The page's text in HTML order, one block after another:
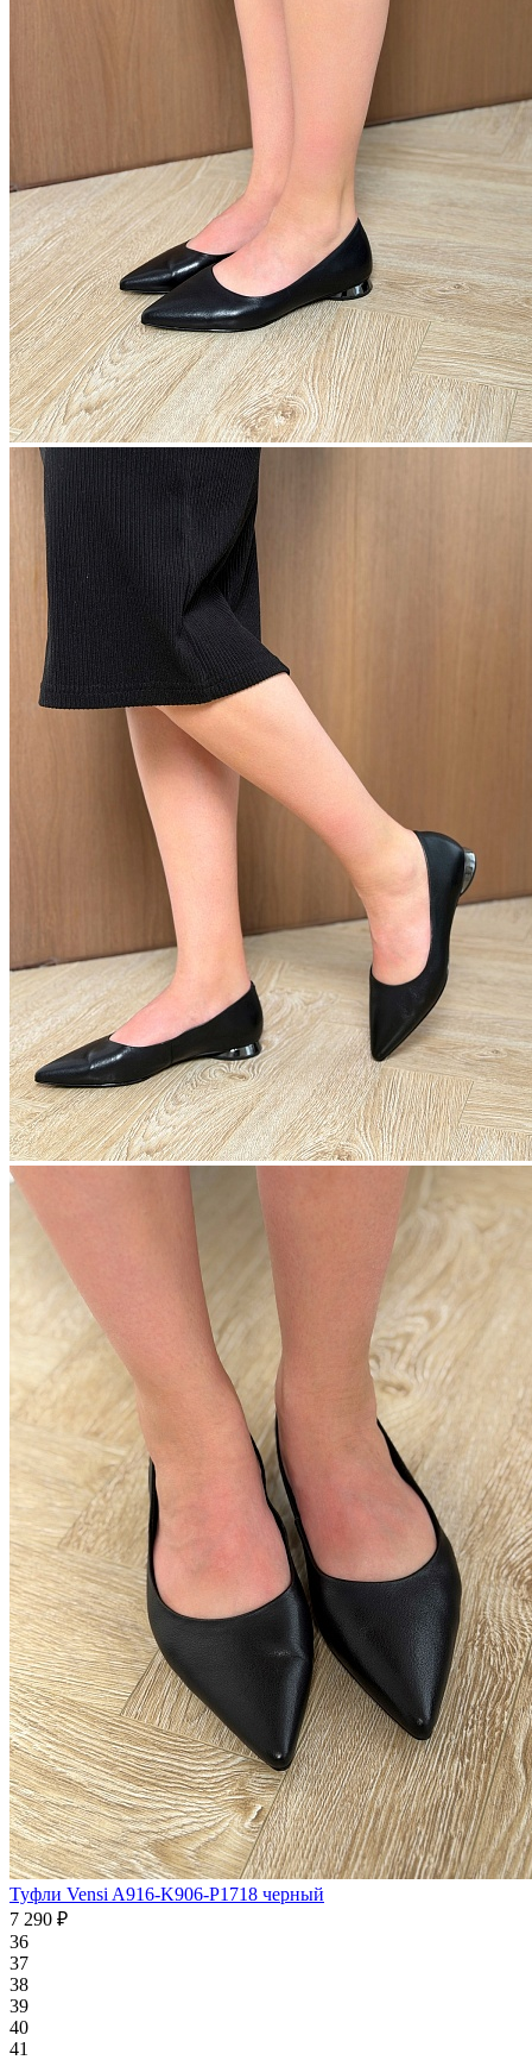
Туфли Vensi A916-K906-P1718 черный
7 290 ₽
36
37
38
39
40
41